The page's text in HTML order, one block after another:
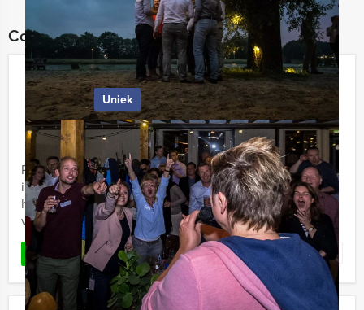
Combineer dit uitje met:
The Hangover Tablet Game in Delft
Uniek
Vanaf€ 27,50 p.p. excl. BTW
Vanaf 10 personen ‐ 2 uur en 30 minuten
Prinsenstad Events biedt een uniek vrijgezellenfeestje
in Delft, gebaseerd op de gelijknamige film. Wij hebben
het natuurlijk over The Hangover Tablet Game, een
virtueel ...
LEES MEER Favoriet